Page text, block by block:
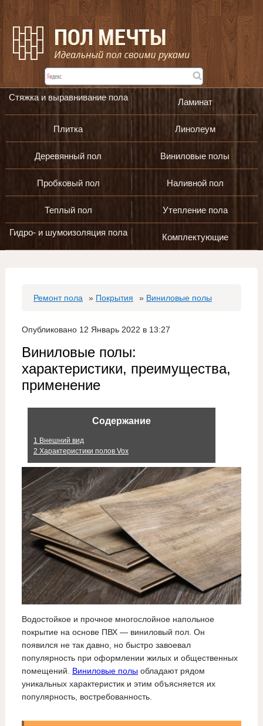
Стяжка и выравнивание пола Ламинат
Плитка Линолеум
Деревянный пол Виниловые полы
Пробковый пол Наливной пол
Теплый пол Утепление пола
Гидро- и шумоизоляция пола Комплектующие
Ремонт пола » Покрытия » Виниловые полы
Опубликовано 12 Январь 2022 в 13:27
Виниловые полы:
характеристики, преимущества,
применение
Содержание
1 Внешний вид
2 Характеристики полов Vox
Водостойкое и прочное многослойное напольное
покрытие на основе ПВХ — виниловый пол. Он
появился не так давно, но быстро завоевал
популярность при оформлении жилых и общественных
помещений. Виниловые полыобладают рядом
уникальных характеристик и этим объясняется их
популярность, востребованность.